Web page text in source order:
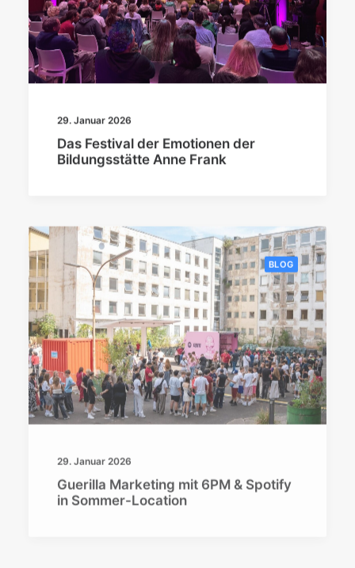
29. Januar 2026
Das Festival der Emotionen der
Bildungsstätte Anne Frank
BLOG
Guerilla Marketing mit 6PM & Spotify
in Sommer-Location